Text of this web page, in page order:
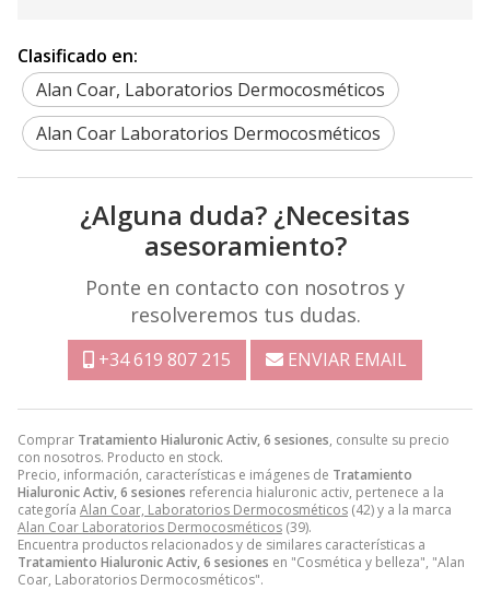
Comprar Tratamiento Hialuronic Activ, 6 sesiones, consulte su precio
con nosotros. Producto en stock.
Precio, información, características e imágenes de Tratamiento
Hialuronic Activ, 6 sesiones referencia hialuronic activ, pertenece a la
categoría Alan Coar, Laboratorios Dermocosméticos (42) y a la marca
Alan Coar Laboratorios Dermocosméticos (39).
Encuentra productos relacionados y de similares características a
Tratamiento Hialuronic Activ, 6 sesiones en "Cosmética y belleza", "Alan
Coar, Laboratorios Dermocosméticos".
Clasificado en:
Alan Coar, Laboratorios Dermocosméticos
Alan Coar Laboratorios Dermocosméticos
¿Alguna duda? ¿Necesitas
asesoramiento?
Ponte en contacto con nosotros y
resolveremos tus dudas.
+34 619 807 215 ENVIAR EMAIL